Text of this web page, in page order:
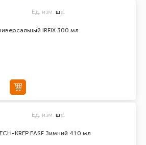
IRFIX 300 мл
Ед. изм. шт.
KREP EASF Зимний 410 мл
Ед. изм. шт.